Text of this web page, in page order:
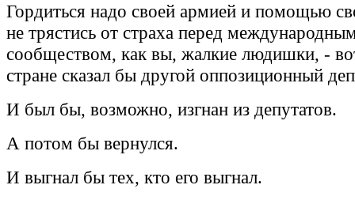
Гордиться надо своей армией и помощью
не трястись от страха перед
сообществом, как вы, жалкие людишки, -
стране сказал бы другой оппозиционный
И был бы, возможно, изгнан из депутатов.
А потом бы вернулся.
И выгнал бы тех, кто его выгнал.